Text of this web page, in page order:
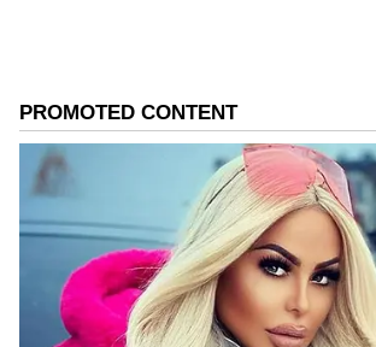
''రాను బొంబైకి రాను'' పాట ఎంతటి
చేసిందో అందరం చూశాం... చివరకు ఈ
రాథోడ్ ను సెలబ్రిటీని చేసింది. ఇక ''ఓ
''కాపోళ్ల ఇంటికాడ'' వంటి సాంగ్స్ కూడా
షేక్ చేశాయి. ఇలా హిట్ అయిన
సినుకులకు'' జానపదం. ఇందులో